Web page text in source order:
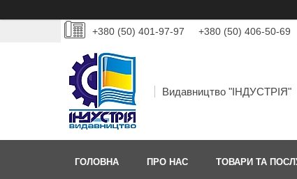
+380 (50) 401-97-97 +380 (50) 406-50-69
Видавництво "ІНДУСТРІЯ"
ГОЛОВНА ПРО НАС ТОВАРИ ТА